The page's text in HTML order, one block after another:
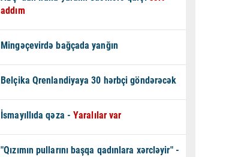
addım
Mingəçevirdə bağçada yanğın
Belçika Qrenlandiyaya 30 hərbçi göndərəcək
İsmayıllıda qəza -Yaralılar var
"Qızımın pullarını başqa qadınlara xərcləyir" -